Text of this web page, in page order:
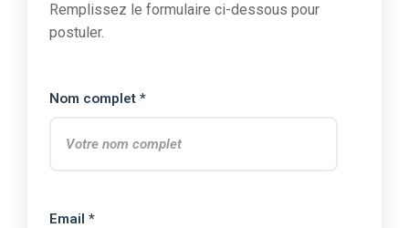
Remplissez le formulaire ci-dessous pour
postuler.
Nom complet *
Email *